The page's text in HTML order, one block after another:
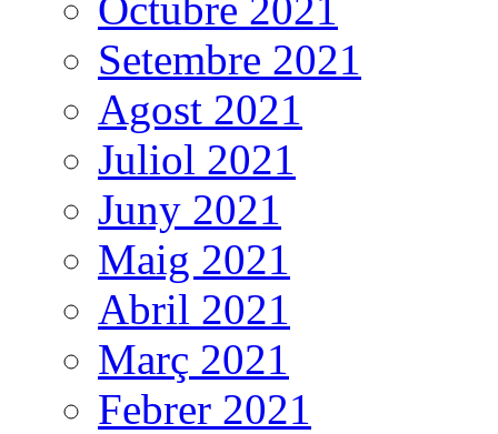
Setembre 2021
Agost 2021
Juliol 2021
Juny 2021
Maig 2021
Abril 2021
Març 2021
Febrer 2021